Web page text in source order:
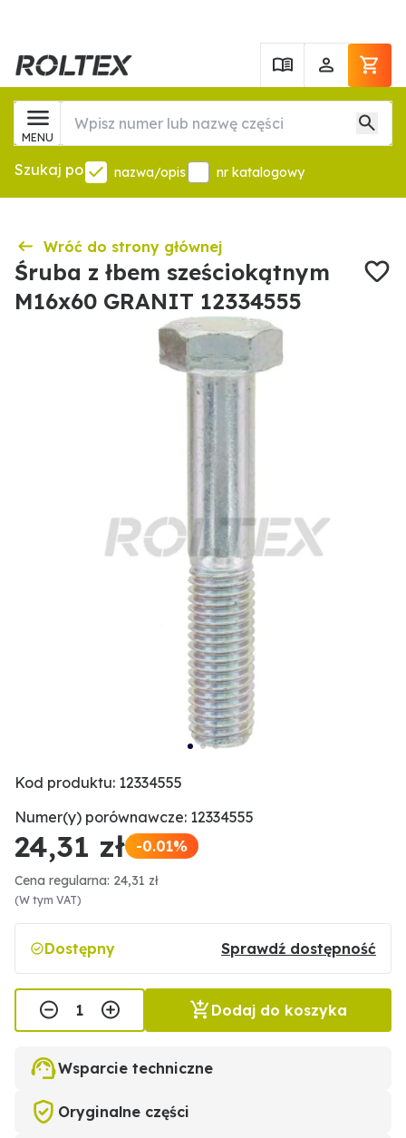
MENU
Szukaj po nazwa/opis nr katalogowy
Wróć do strony głównej
Śruba z łbem sześciokątnym
M16x60 GRANIT 12334555
Kod produktu: 12334555
Numer(y) porównawcze: 12334555
24,31 zł -0.01%
Cena regularna: 24,31 zł
(W tym VAT)
Dostępny Sprawdź dostępność
Dodaj do koszyka
Wsparcie techniczne
Oryginalne części